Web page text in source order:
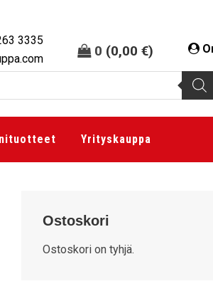
0 (0,00€)
3335
Yrityskauppa
Ostoskori
Ostoskori on tyhjä.